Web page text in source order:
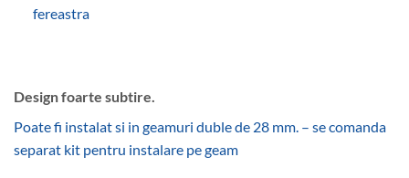
fereastra
Design foarte subtire.
Poate fi instalat si in geamuri duble de 28 mm. – se comanda
separat kit pentru instalare pe geam